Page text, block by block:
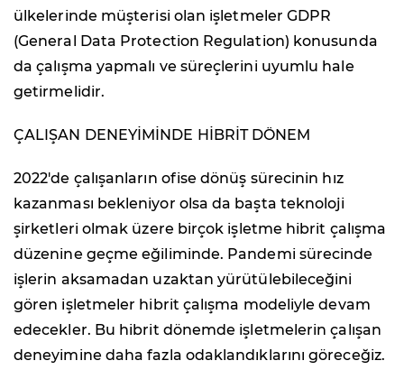
ülkelerinde müşterisi olan işletmeler GDPR
(General Data Protection Regulation) konusunda
da çalışma yapmalı ve süreçlerini uyumlu hale
getirmelidir.
ÇALIŞAN DENEYİMİNDE HİBRİT DÖNEM
2022'de çalışanların ofise dönüş sürecinin hız
kazanması bekleniyor olsa da başta teknoloji
şirketleri olmak üzere birçok işletme hibrit çalışma
düzenine geçme eğiliminde. Pandemi sürecinde
işlerin aksamadan uzaktan yürütülebileceğini
gören işletmeler hibrit çalışma modeliyle devam
edecekler. Bu hibrit dönemde işletmelerin çalışan
deneyimine daha fazla odaklandıklarını göreceğiz.